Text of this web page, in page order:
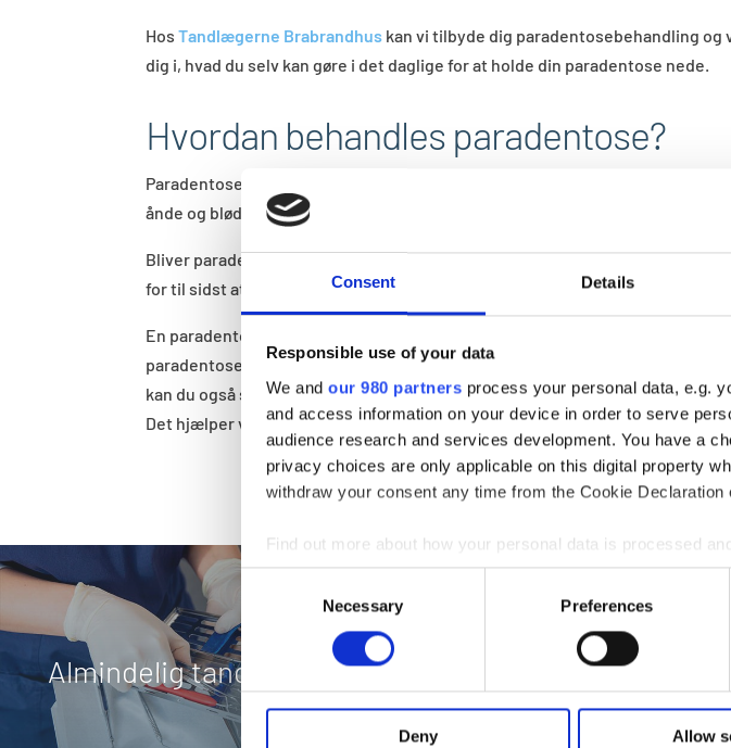
Consent Details
Responsible use of your data
We and our 980 partners process your personal data, e.g.
and access information on your device in order to serve
audience research and services development. You have a
privacy choices are only applicable on this digital property
withdraw your consent any time from the Cookie
Find out more about how your personal data is processed
We use cookies to personalise content and ads, to provide
information about your use of our site with our social
other information that you’ve provided to them or that
Necessary Preferences
Deny Allow
​HosTandlægerne Brabrandhus kan vi tilbyde dig paradentosebehandling og
dig i, hvad du selv kan gøre i det daglige for at holde din paradentose nede.
Hvordan behandles paradentose?
Paradentose er et andet ord for kronisk tandkødsbetændelse, og
ånde og blødende tandkød.
Bliver paradentosen ikke behandlet, risikerer du, at en eller flere tænder
for til sidst at falde ud.
​En paradentosebehandling består i en dybdegående rensning, som kan være
paradentosen nede og i de fleste tilfælde helt væk. Med den rette vejledning
kan du også selv gøre meget i det daglige for, at en paradentose ikke
Det hjælper vores tandplejer dig gerne med.
Almindelig tandpleje
Paradentosebehandling
og tandblegning